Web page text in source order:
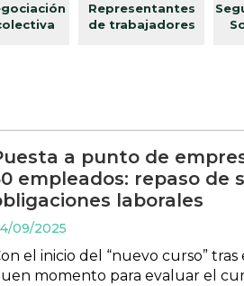
Representantes
de trabajadores
a punto de
empleados: repaso de
laborales
09/2025
el inicio del “nuevo curso” tras
momento para evaluar el